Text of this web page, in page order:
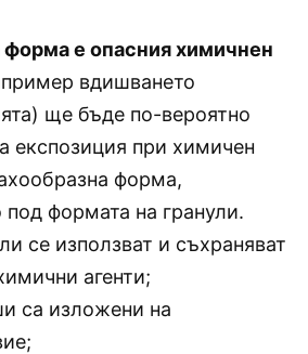
форма е опасния химичнен
вдишването
ще бъде по-вероятно
експозиция при химичен
форма,
под формата на гранули.
се използват и съхраняват
агенти;
са изложени на